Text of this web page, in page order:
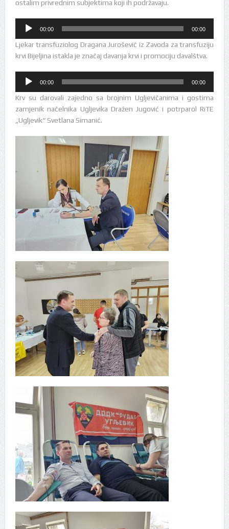
ostalim privrednim subjektima koji ih podržavaju.
Audio
Player
00:00 00:00
Ljekar transfuziolog Dragana Jurošević iz Zavoda za transfuziju
krvi Bijeljina istakla je značaj davanja krvi i promociju davalštva.
Audio
Player
00:00 00:00
Krv su darovali zajedno sa brojnim Ugljevičanima i gostima
zamjenik načelnika Ugljevika Dražen Jugović i potrparol RiTE
„Ugljevik“ Svetlana Simanić.